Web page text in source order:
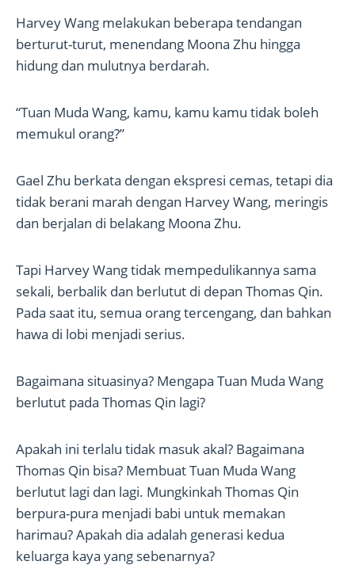
Harvey Wang melakukan beberapa tendangan
berturut-turut, menendang Moona Zhu hingga
hidung dan mulutnya berdarah.
“Tuan Muda Wang, kamu, kamu kamu tidak boleh
memukul orang?”
Gael Zhu berkata dengan ekspresi cemas, tetapi dia
tidak berani marah dengan Harvey Wang, meringis
dan berjalan di belakang Moona Zhu.
Tapi Harvey Wang tidak mempedulikannya sama
sekali, berbalik dan berlutut di depan Thomas Qin.
Pada saat itu, semua orang tercengang, dan bahkan
hawa di lobi menjadi serius.
Bagaimana situasinya? Mengapa Tuan Muda Wang
berlutut pada Thomas Qin lagi?
Apakah ini terlalu tidak masuk akal? Bagaimana
Thomas Qin bisa? Membuat Tuan Muda Wang
berlutut lagi dan lagi. Mungkinkah Thomas Qin
berpura-pura menjadi babi untuk memakan
harimau? Apakah dia adalah generasi kedua
keluarga kaya yang sebenarnya?